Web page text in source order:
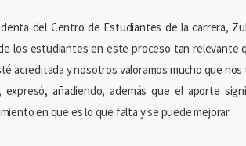
del Centro de Estudiantes de la carrera,
los estudiantes en este proceso tan relevante
acreditada y nosotros valoramos mucho que
añadiendo, además que el aporte
en que es lo que falta y se puede mejorar.